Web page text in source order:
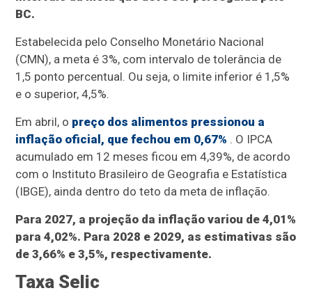
BC.
Estabelecida pelo Conselho Monetário Nacional
(CMN), a meta é 3%, com intervalo de tolerância de
1,5 ponto percentual. Ou seja, o limite inferior é 1,5%
e o superior, 4,5%.
Em abril, o preço dos alimentos pressionou a
inflação oficial, que fechou em 0,67% . O IPCA
acumulado em 12 meses ficou em 4,39%, de acordo
com o Instituto Brasileiro de Geografia e Estatística
(IBGE), ainda dentro do teto da meta de inflação.
Para 2027, a projeção da inflação variou de 4,01%
para 4,02%. Para 2028 e 2029, as estimativas são
de 3,66% e 3,5%, respectivamente.
Taxa Selic